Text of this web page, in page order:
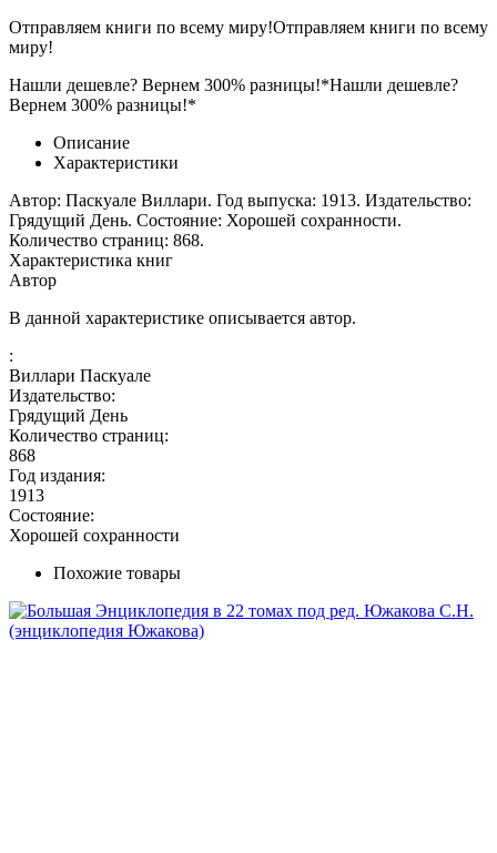
Отправляем книги по всему миру!Отправляем книги по всему
миру!
Нашли дешевле? Вернем 300% разницы!*Нашли дешевле?
Вернем 300% разницы!*
Описание
Характеристики
Автор: Паскуале Виллари. Год выпуска: 1913. Издательство:
Грядущий День. Состояние: Хорошей сохранности.
Количество страниц: 868.
Характеристика книг
Автор
В данной характеристике описывается автор.
:
Виллари Паскуале
Издательство:
Грядущий День
Количество страниц:
868
Год издания:
1913
Состояние:
Хорошей сохранности
Похожие товары